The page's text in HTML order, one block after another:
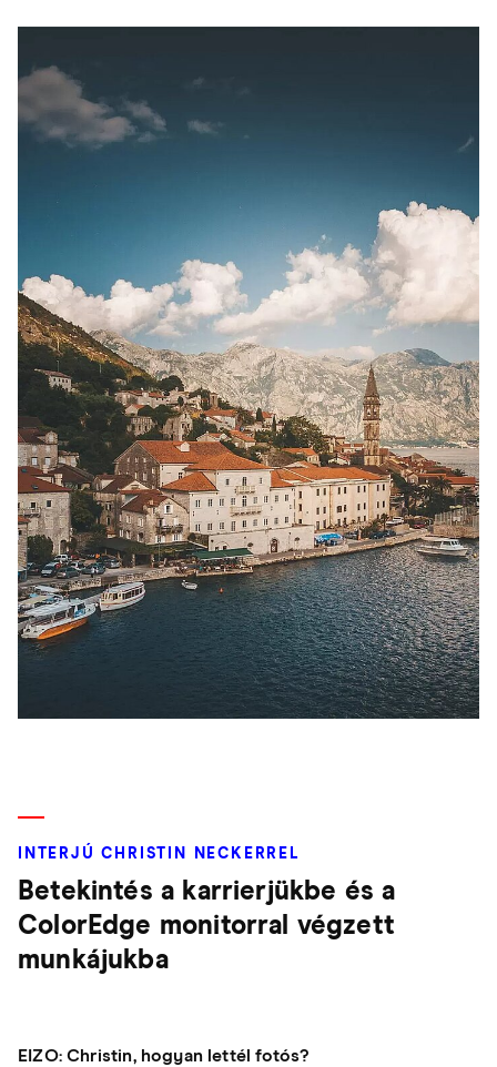
INTERJÚ CHRISTIN NECKERREL
Betekintés a karrierjükbe és a
ColorEdge monitorral végzett
munkájukba
EIZO: Christin, hogyan lettél fotós?